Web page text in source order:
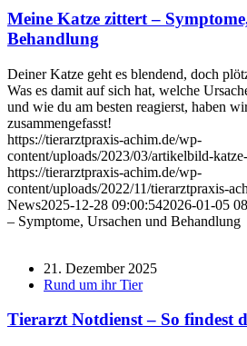
Meine Katze zittert –
Behandlung
Deiner Katze geht es blendend, doch
Was es damit auf sich hat, welche
und wie du am besten reagierst, haben
zusammengefasst!
https://tierarztpraxis-achim.de/wp-
content/uploads/2023/03/artikelbild-
https://tierarztpraxis-achim.de/wp-
content/uploads/2022/11/tierarztpraxis-
News2025-12-28 09:00:542026-01-05
– Symptome, Ursachen und Behandlung
21. Dezember 2025
Rund um ihr Tier
Tierarzt Notdienst – So findest